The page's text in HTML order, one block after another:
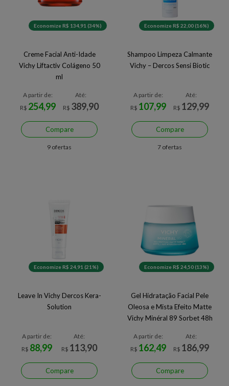
Economize R$ 134,91 (34%)
Creme Facial Anti-Idade
Vichy Liftactiv Colágeno 50
ml
A partir de:
R$ 254,99
Até:
R$ 389,90
Compare
9 ofertas
Economize R$ 22,00 (16%)
Shampoo Limpeza Calmante
Vichy – Dercos Sensi Biotic
A partir de:
R$ 107,99
Até:
R$ 129,99
Compare
7 ofertas
Economize R$ 24,91 (21%)
Leave In Vichy Dercos Kera-
Solution
A partir de:
R$ 88,99
Até:
R$ 113,90
Compare
Economize R$ 24,50 (13%)
Gel Hidratação Facial Pele
Oleosa e Mista Efeito Matte
Vichy Minéral 89 Sorbet 48h
A partir de:
R$ 162,49
Até:
R$ 186,99
Compare